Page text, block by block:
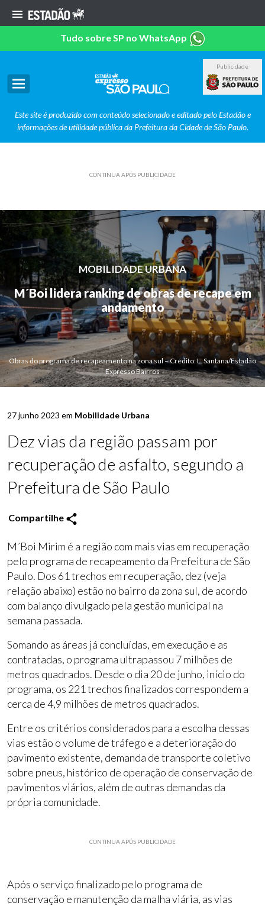
Tudo sobre SP no WhatsApp
Publicidade
Este site é produzido com conteúdo selecionado e editado pelo Estadão e
informações de utilidade pública da Prefeitura da Cidade de São Paulo.
CONTINUA APÓS PUBLICIDADE
MOBILIDADE URBANA
M´Boi lidera ranking de obras de recape em
andamento
Obras do programa de recapeamento na zona sul – Crédito: L. Santana/Estadão
Expresso Bairros
27 junho 2023 em Mobilidade Urbana
Dez vias da região passam por
recuperação de asfalto, segundo a
Prefeitura de São Paulo
Compartilhe
M´Boi Mirim é a região com mais vias em recuperação
pelo programa de recapeamento da Prefeitura de São
Paulo. Dos 61 trechos em recuperação, dez (veja
relação abaixo) estão no bairro da zona sul, de acordo
com balanço divulgado pela gestão municipal na
semana passada.
Somando as áreas já concluídas, em execução e as
contratadas, o programa ultrapassou 7 milhões de
metros quadrados. Desde o dia 20 de junho, início do
programa, os 221 trechos finalizados correspondem a
cerca de 4,9 milhões de metros quadrados.
Entre os critérios considerados para a escolha dessas
vias estão o volume de tráfego e a deterioração do
pavimento existente, demanda de transporte coletivo
sobre pneus, histórico de operação de conservação de
pavimentos viários, além de outras demandas da
própria comunidade.
CONTINUA APÓS PUBLICIDADE
Após o serviço finalizado pelo programa de
conservação e manutenção da malha viária, as vias